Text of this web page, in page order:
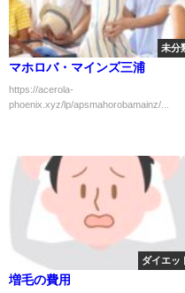
未分
マホロバ・マインズ三浦
https://acerola-
phoenix.xyz/lp/apsmahorobamainz/...
ダイエッ
増毛の費用